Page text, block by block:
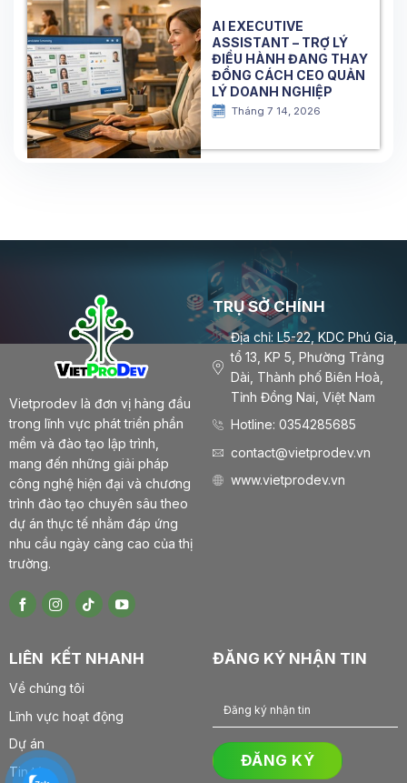
AI EXECUTIVE
ASSISTANT – TRỢ LÝ
ĐIỀU HÀNH ĐANG THAY
ĐỔNG CÁCH CEO QUẢN
LÝ DOANH NGHIỆP
Tháng 7 14, 2026
Vietprodev là đơn vị hàng đầu
trong lĩnh vực phát triển phần
mềm và đào tạo lập trình,
mang đến những giải pháp
công nghệ hiện đại và chương
trình đào tạo chuyên sâu theo
dự án thực tế nhằm đáp ứng
nhu cầu ngày càng cao của thị
trường.
TRỤ SỞ CHÍNH
Địa chỉ: L5-22, KDC Phú Gia,
tổ 13, KP 5, Phường Trảng
Dài, Thành phố Biên Hoà,
Tỉnh Đồng Nai, Việt Nam
Hotline: 0354285685
contact@vietprodev.vn
www.vietprodev.vn
LIÊN KẾT NHANH
Về chúng tôi
Lĩnh vực hoạt động
Dự án
Tin tức
ĐĂNG KÝ NHẬN TIN